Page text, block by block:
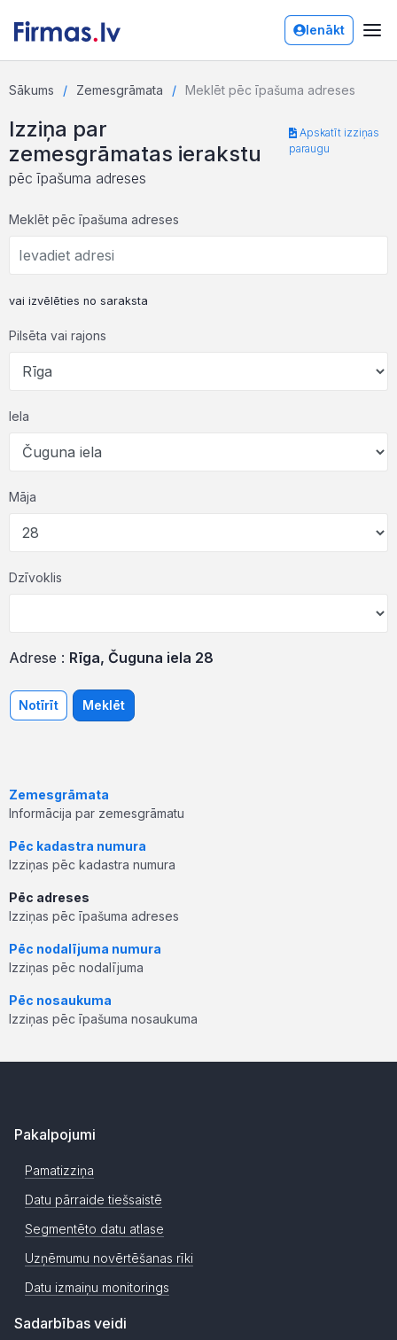
Ienākt
Sākums Zemesgrāmata Meklēt pēc īpašuma adreses
Izziņa par
zemesgrāmatas ierakstu
pēc īpašuma adreses
Apskatīt izziņas
paraugu
Meklēt pēc īpašuma adreses
vai izvēlēties no saraksta
Pilsēta vai rajons
Iela
Māja
Dzīvoklis
Adrese : Rīga, Čuguna iela 28
Notīrīt Meklēt
Zemesgrāmata
Informācija par zemesgrāmatu
Pēc kadastra numura
Izziņas pēc kadastra numura
Pēc adreses
Izziņas pēc īpašuma adreses
Pēc nodalījuma numura
Izziņas pēc nodalījuma
Pēc nosaukuma
Izziņas pēc īpašuma nosaukuma
Pakalpojumi
Pamatizziņa
Datu pārraide tiešsaistē
Segmentēto datu atlase
Uzņēmumu novērtēšanas rīki
Datu izmaiņu monitorings
Sadarbības veidi